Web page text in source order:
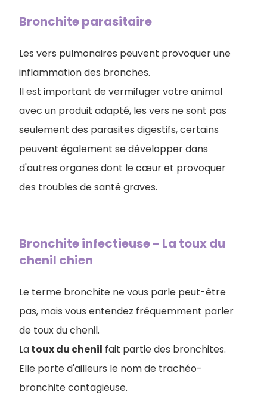
Bronchite parasitaire
Les vers pulmonaires peuvent provoquer une
inflammation des bronches.
Il est important de vermifuger votre animal
avec un produit adapté, les vers ne sont pas
seulement des parasites digestifs, certains
peuvent également se développer dans
d'autres organes dont le cœur et provoquer
des troubles de santé graves.
Bronchite infectieuse - La toux du
chenil chien
Le terme bronchite ne vous parle peut-être
pas, mais vous entendez fréquemment parler
de toux du chenil.
Latoux du chenil fait partie des bronchites.
Elle porte d'ailleurs le nom de trachéo-
bronchite contagieuse.